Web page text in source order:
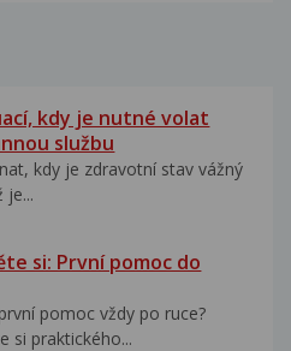
kdy je nutné volat
službu
kdy je zdravotní stav vážný
je...
si: První pomoc do
pomoc vždy po ruce?
si praktického...